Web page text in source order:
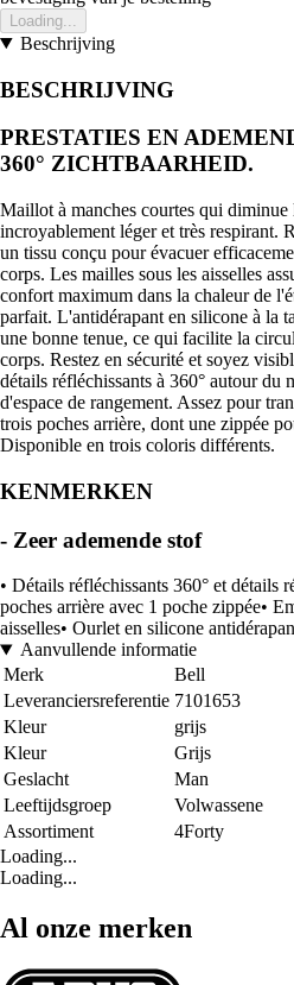
Loading...
Beschrijving
BESCHRIJVING
PRESTATIES EN
360° ZICHTBAARHEID.
Maillot à manches courtes qui diminue
incroyablement léger et très respirant.
un tissu conçu pour évacuer
corps. Les mailles sous les aisselles
confort maximum dans la chaleur de
parfait. L'antidérapant en silicone à la
une bonne tenue, ce qui facilite la
corps. Restez en sécurité et soyez
détails réfléchissants à 360° autour
d'espace de rangement. Assez pour
trois poches arrière, dont une zippée
Disponible en trois coloris différents.
KENMERKEN
- Zeer ademende stof
• Détails réfléchissants 360° et détails
poches arrière avec 1 poche zippée•
aisselles• Ourlet en silicone
Aanvullende informatie
Merk
Bell
Leveranciersreferentie 7101653
Kleur
grijs
Kleur
Grijs
Geslacht
Man
Leeftijdsgroep
Volwassene
Assortiment
4Forty
Loading...
Loading...
Al onze merken